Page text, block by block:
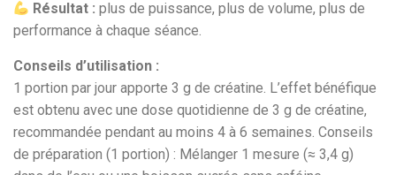
Résultat : plus de puissance, plus de volume, plus de
performance à chaque séance.
Conseils d’utilisation :
1 portion par jour apporte 3 g de créatine. L’effet bénéfique
est obtenu avec une dose quotidienne de 3 g de créatine,
recommandée pendant au moins 4 à 6 semaines. Conseils
de préparation (1 portion) : Mélanger 1 mesure (≈ 3,4 g)